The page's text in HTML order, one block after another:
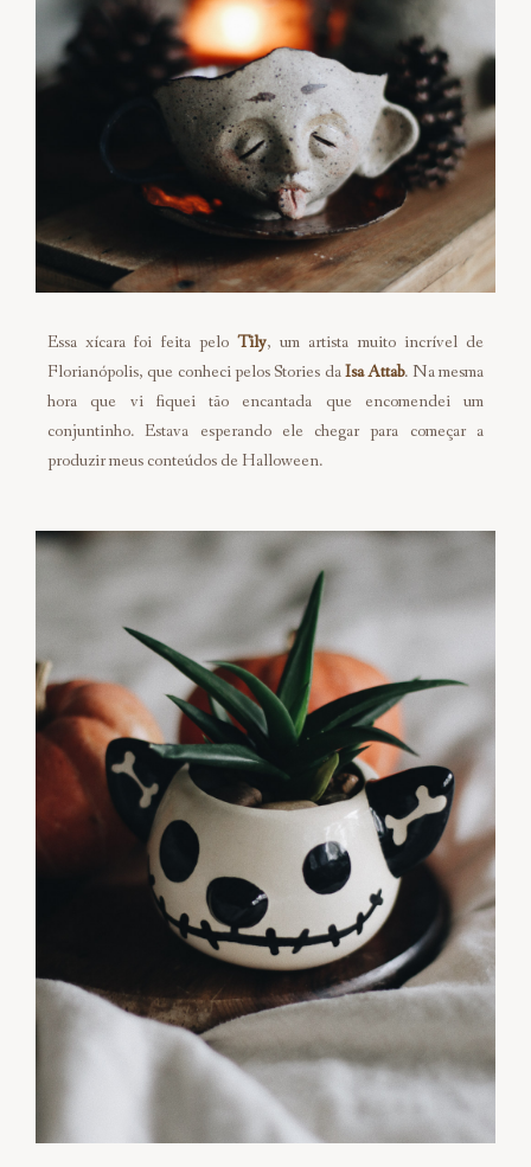
Essa xícara foi feita pelo Tily, um artista muito incrível de
Florianópolis, que conheci pelos Stories daIsa Attab. Na mesma
hora que vi fiquei tão encantada que encomendei um
conjuntinho. Estava esperando ele chegar para começar a
produzir meus conteúdos de Halloween.